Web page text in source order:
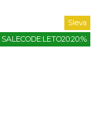
Sleva
SALECODE:LETO20:20:%